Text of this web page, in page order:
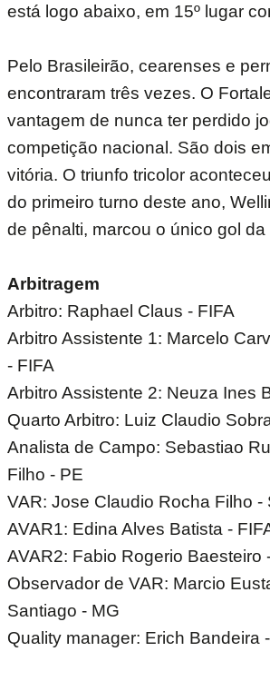
está logo abaixo, em 15º lugar
Pelo Brasileirão, cearenses e
encontraram três vezes. O
vantagem de nunca ter perdido
competição nacional. São dois
vitória. O triunfo tricolor
do primeiro turno deste ano,
de pênalti, marcou o único gol da
Arbitragem
Arbitro: Raphael Claus - FIFA
Arbitro Assistente 1: Marcelo
- FIFA
Arbitro Assistente 2: Neuza Ines
Quarto Arbitro: Luiz Claudio
Analista de Campo: Sebastiao
Filho - PE
VAR: Jose Claudio Rocha Filho -
AVAR1: Edina Alves Batista -
AVAR2: Fabio Rogerio Baesteiro
Observador de VAR: Marcio
Santiago - MG
Quality manager: Erich Bandeira